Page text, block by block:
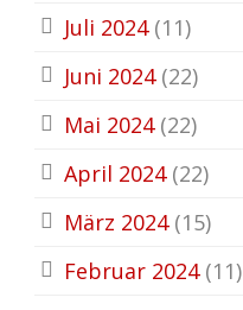
Juli 2024(11)
Juni 2024(22)
Mai 2024(22)
April 2024(22)
März 2024(15)
Februar 2024(11)